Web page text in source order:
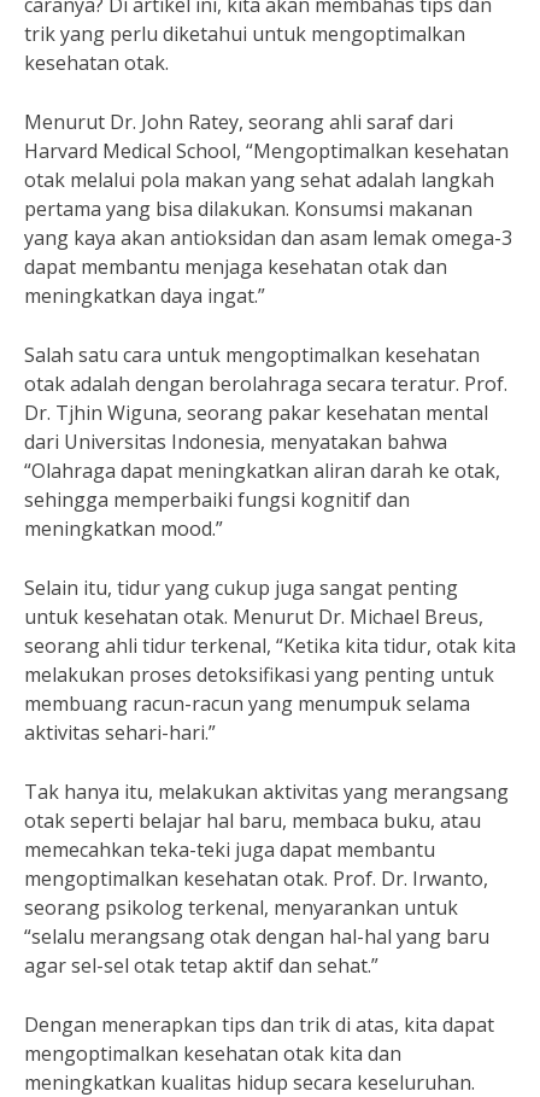
trik yang perlu diketahui untuk mengoptimalkan
kesehatan otak.
Menurut Dr. John Ratey, seorang ahli saraf dari
Harvard Medical School, “Mengoptimalkan kesehatan
otak melalui pola makan yang sehat adalah langkah
pertama yang bisa dilakukan. Konsumsi makanan
yang kaya akan antioksidan dan asam lemak omega-3
dapat membantu menjaga kesehatan otak dan
meningkatkan daya ingat.”
Salah satu cara untuk mengoptimalkan kesehatan
otak adalah dengan berolahraga secara teratur. Prof.
Dr. Tjhin Wiguna, seorang pakar kesehatan mental
dari Universitas Indonesia, menyatakan bahwa
“Olahraga dapat meningkatkan aliran darah ke otak,
sehingga memperbaiki fungsi kognitif dan
meningkatkan mood.”
Selain itu, tidur yang cukup juga sangat penting
untuk kesehatan otak. Menurut Dr. Michael Breus,
seorang ahli tidur terkenal, “Ketika kita tidur, otak kita
melakukan proses detoksifikasi yang penting untuk
membuang racun-racun yang menumpuk selama
aktivitas sehari-hari.”
Tak hanya itu, melakukan aktivitas yang merangsang
otak seperti belajar hal baru, membaca buku, atau
memecahkan teka-teki juga dapat membantu
mengoptimalkan kesehatan otak. Prof. Dr. Irwanto,
seorang psikolog terkenal, menyarankan untuk
“selalu merangsang otak dengan hal-hal yang baru
agar sel-sel otak tetap aktif dan sehat.”
Dengan menerapkan tips dan trik di atas, kita dapat
mengoptimalkan kesehatan otak kita dan
meningkatkan kualitas hidup secara keseluruhan.